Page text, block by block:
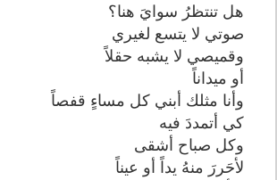
هل تنتظرُ سوايَ هنا؟
صوتي لا يتسع لغيري
وقميصي لا يشبه حقلاً
أو ميداناً
وأنا مثلك أبني كل مساءٍ قفصاً
كي أتمددَ فيه
وكل صباح أشقى
لأحَررَ منهُ يداً أو عيناً